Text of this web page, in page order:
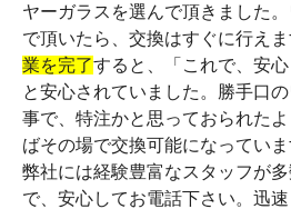
ヤーガラスを選んで頂きました
で頂いたら、交換はすぐに行えま
業を完了すると、「これで、安心
と安心されていました。勝手口
事で、特注かと思っておられた
ばその場で交換可能になっていま
弊社には経験豊富なスタッフが
で、安心してお電話下さい。迅